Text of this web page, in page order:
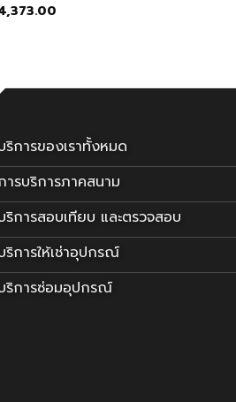
ริการของเราทั้งหมด
ารบริการภาคสนาม
ริการสอบเทียบ และตรวจสอบ
ริการให้เช่าอุปกรณ์
ริการซ่อมอุปกรณ์